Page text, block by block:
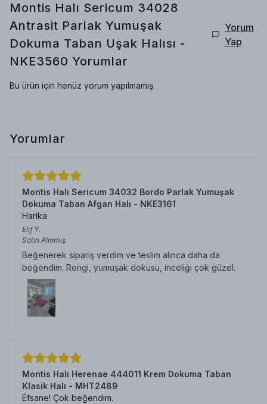
Montis Halı Sericum 34028
Antrasit Parlak Yumuşak
Dokuma Taban Uşak Halısı -
NKE3560 Yorumlar
Yorum
Yap
Bu ürün için henüz yorum yapılmamış.
Yorumlar
Montis Halı Sericum 34032 Bordo Parlak Yumuşak
Dokuma Taban Afgan Halı - NKE3161
Harika
Elif Y.
Satın Alınmış
Beğenerek sipariş verdim ve teslim alınca daha da
beğendim. Rengi, yumuşak dokusu, inceliği çok güzel.
Montis Halı Herenae 444011 Krem Dokuma Taban
Klasik Halı - MHT2489
Efsane! Çok beğendim.